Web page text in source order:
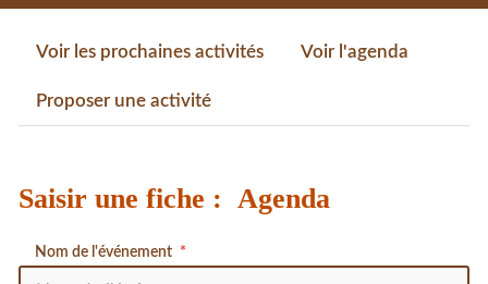
Voir les prochaines activités Voir l'agenda
Proposer une activité
Saisir une fiche : Agenda
Nom de l'événement